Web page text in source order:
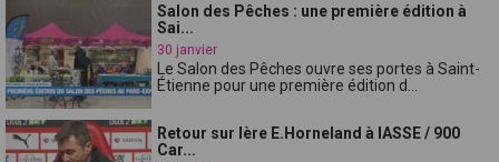
Salon des Pêches : une première édition à
Sai...
30 janvier
Le Salon des Pêches ouvre ses portes à Saint-
Étienne pour une première édition d...
Retour sur lère E.Horneland à lASSE / 900
Car...